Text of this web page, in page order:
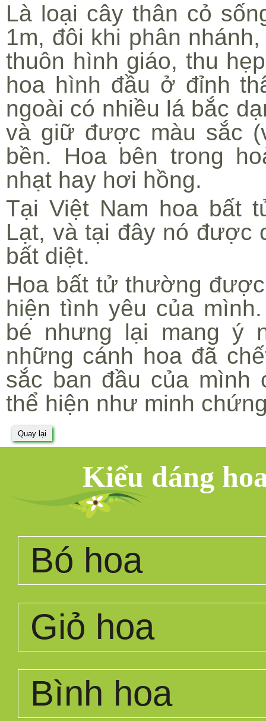
Là loại cây thân cỏ
1m, đôi khi phân
thuôn hình giáo, thu
hoa hình đầu ở đỉnh
ngoài có nhiều lá bắc
và giữ được màu sắc
bền. Hoa bên trong
nhạt hay hơi hồng.
Tại Việt Nam hoa bất
Lạt, và tại đây nó được
bất diệt.
Hoa bất tử thường
hiện tình yêu của
bé nhưng lại mang ý
những cánh hoa đã
sắc ban đầu của
thể hiện như minh
Kiểu dáng
Bó hoa
Giỏ hoa
Bình hoa